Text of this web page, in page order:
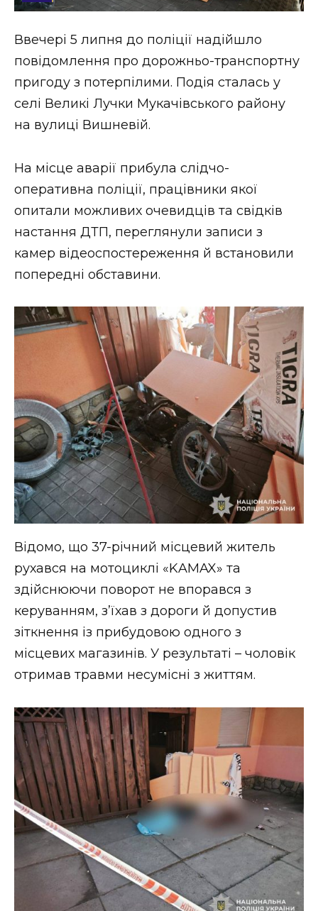
Стиль життя
Втрачений Ужгород
Втрачений Ужгород (відеоверсія)
НОВИНИ ЗАХІДНОЇ УКРАЇНИ
ВІДЕО
Ввечері 5 липня до поліції надійшло
повідомлення про дорожньо-транспортну
пригоду з потерпілими. Подія сталась у
селі Великі Лучки Мукачівського району
на вулиці Вишневій.
На місце аварії прибула слідчо-
оперативна поліції, працівники якої
опитали можливих очевидців та свідків
настання ДТП, переглянули записи з
камер відеоспостереження й встановили
попередні обставини.
Відомо, що 37-річний місцевий житель
рухався на мотоциклі «KAMAX» та
здійснюючи поворот не впорався з
керуванням, з’їхав з дороги й допустив
зіткнення із прибудовою одного з
місцевих магазинів. У результаті – чоловік
отримав травми несумісні з життям.